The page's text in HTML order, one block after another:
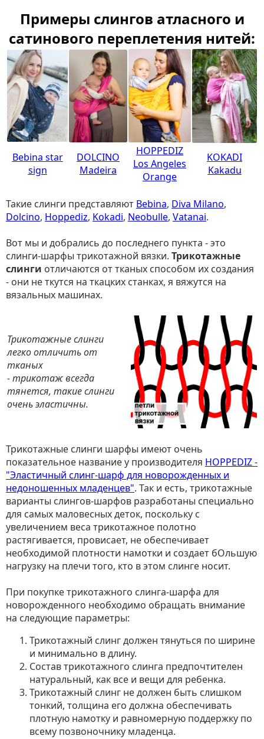
Примеры слингов атласного и
сатинового переплетения нитей:
Bebina star
sign
DOLCINO
Madeira
HOPPEDIZ
Los Angeles
Orange
KOKADI
Kakadu
Такие слинги представляют Bebina, Diva Milano,
Dolcino, Hoppediz, Kokadi, Neobulle, Vatanai.
Вот мы и добрались до последнего пункта - это
слинги-шарфы трикотажной вязки. Трикотажные
слинги отличаются от тканых способом их создания
- они не ткутся на ткацких станках, я вяжутся на
вязальных машинах.
Трикотажные слинги
легко отличить от
тканых
- трикотаж всегда
тянется, такие слинги
очень эластичны.
Трикотажные слинги шарфы имеют очень
показательное название у производителя HOPPEDIZ -
"Эластичный слинг-шарф для новорожденных и
недоношенных младенцев". Так и есть, трикотажные
варианты слингов-шарфов разработаны специально
для самых маловесных деток, поскольку с
увеличением веса трикотажное полотно
растягивается, провисает, не обеспечивает
необходимой плотности намотки и создает бОльшую
нагрузку на плечи того, кто в этом слинге носит.
При покупке трикотажного слинга-шарфа для
новорожденного необходимо обращать внимание
на следующие параметры:
Трикотажный слинг должен тянуться по ширине
и минимально в длину.
Состав трикотажного слинга предпочтителен
натуральный, как все и вещи для ребенка.
Трикотажный слинг не должен быть слишком
тонкий, толщина его должна обеспечивать
плотную намотку и равномерную поддержку по
всему позвоночнику младенца.